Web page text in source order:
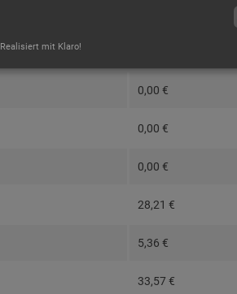
0,00 €
0,00 €
0,00 €
28,21 €
5,36 €
33,57 €
Realisiert mit Klaro!